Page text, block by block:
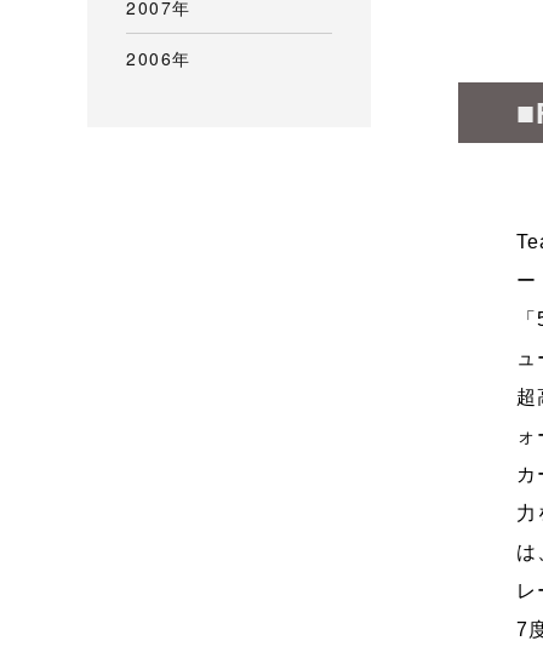
ー
超
カ
力
は
7
2007年
2006年